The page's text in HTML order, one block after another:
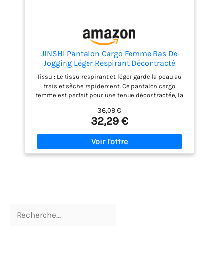
JINSHI Pantalon Cargo Femme Bas De
Jogging Léger Respirant Décontracté
Sport Randonnée Trekking Pantalon
D'extérieur Multi-Poches Vert Militaire
Taille L
Tissu : Le tissu respirant et léger garde la peau au
frais et sèche rapidement. Ce pantalon cargo
femme est parfait pour une tenue décontractée, la
Multi-poches : Pantalon randonnée léger avec
plusieurs poches, deux poches latérales et deux
poches cargo. Ce pantalon de randonnée pour
femme est conçu pour un maximum de confort
avec une touche de style militaire. Ceinture
pas trop serrées. Occasions appropriées : Les
36,09 €
32,29 €